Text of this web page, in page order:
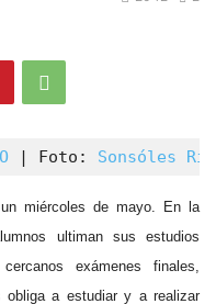
| Foto: Sonsóles
miércoles de mayo. En la
ultiman sus estudios
exámenes finales,
obliga a estudiar y a realizar